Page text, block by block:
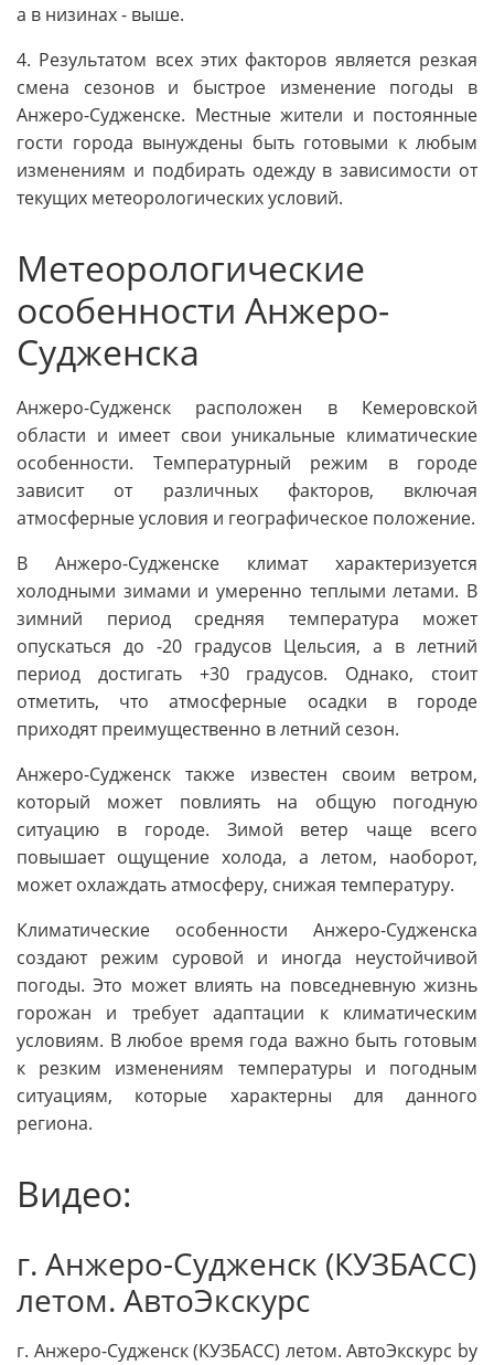
а в низинах - выше.
4. Результатом всех этих факторов является резкая
смена сезонов и быстрое изменение погоды в
Анжеро-Судженске. Местные жители и постоянные
гости города вынуждены быть готовыми к любым
изменениям и подбирать одежду в зависимости от
текущих метеорологических условий.
Метеорологические
особенности Анжеро-
Судженска
Анжеро-Судженск расположен в Кемеровской
области и имеет свои уникальные климатические
особенности. Температурный режим в городе
зависит от различных факторов, включая
атмосферные условия и географическое положение.
В Анжеро-Судженске климат характеризуется
холодными зимами и умеренно теплыми летами. В
зимний период средняя температура может
опускаться до -20 градусов Цельсия, а в летний
период достигать +30 градусов. Однако, стоит
отметить, что атмосферные осадки в городе
приходят преимущественно в летний сезон.
Анжеро-Судженск также известен своим ветром,
который может повлиять на общую погодную
ситуацию в городе. Зимой ветер чаще всего
повышает ощущение холода, а летом, наоборот,
может охлаждать атмосферу, снижая температуру.
Климатические особенности Анжеро-Судженска
создают режим суровой и иногда неустойчивой
погоды. Это может влиять на повседневную жизнь
горожан и требует адаптации к климатическим
условиям. В любое время года важно быть готовым
к резким изменениям температуры и погодным
ситуациям, которые характерны для данного
региона.
Видео:
г. Анжеро-Судженск (КУЗБАСС)
летом. АвтоЭкскурс
г. Анжеро-Судженск (КУЗБАСС) летом. АвтоЭкскурс by